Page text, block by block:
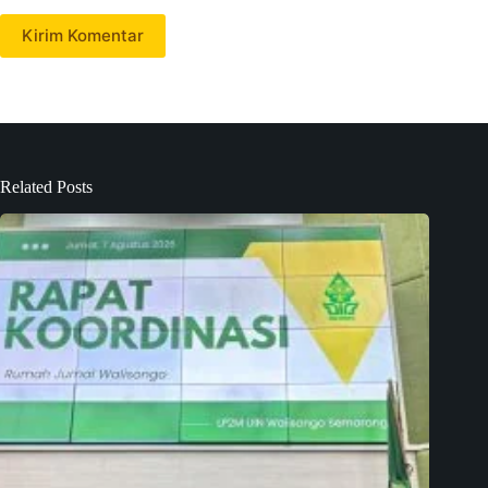
Kirim Komentar
Related Posts